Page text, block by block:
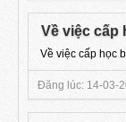
Về việc cấp
Về việc cấp học
Đăng lúc: 14-03-